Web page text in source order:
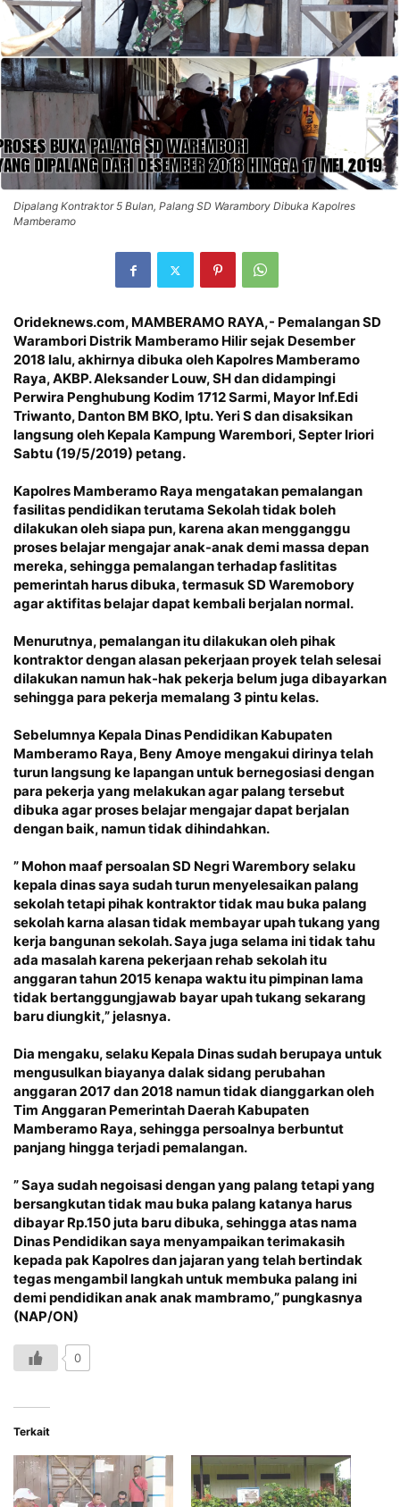
Dipalang Kontraktor 5 Bulan, Palang SD Warambory Dibuka Kapolres
Mamberamo
Orideknews.com, MAMBERAMO RAYA,- Pemalangan SD
Warambori Distrik Mamberamo Hilir sejak Desember
2018 lalu, akhirnya dibuka oleh Kapolres Mamberamo
Raya, AKBP. Aleksander Louw, SH dan didampingi
Perwira Penghubung Kodim 1712 Sarmi, Mayor Inf.Edi
Triwanto, Danton BM BKO, Iptu. Yeri S dan disaksikan
langsung oleh Kepala Kampung Warembori, Septer Iriori
Sabtu (19/5/2019) petang.
Kapolres Mamberamo Raya mengatakan pemalangan
fasilitas pendidikan terutama Sekolah tidak boleh
dilakukan oleh siapa pun, karena akan mengganggu
proses belajar mengajar anak-anak demi massa depan
mereka, sehingga pemalangan terhadap faslititas
pemerintah harus dibuka, termasuk SD Waremobory
agar aktifitas belajar dapat kembali berjalan normal.
Menurutnya, pemalangan itu dilakukan oleh pihak
kontraktor dengan alasan pekerjaan proyek telah selesai
dilakukan namun hak-hak pekerja belum juga dibayarkan
sehingga para pekerja memalang 3 pintu kelas.
Sebelumnya Kepala Dinas Pendidikan Kabupaten
Mamberamo Raya, Beny Amoye mengakui dirinya telah
turun langsung ke lapangan untuk bernegosiasi dengan
para pekerja yang melakukan agar palang tersebut
dibuka agar proses belajar mengajar dapat berjalan
dengan baik, namun tidak dihindahkan.
” Mohon maaf persoalan SD Negri Warembory selaku
kepala dinas saya sudah turun menyelesaikan palang
sekolah tetapi pihak kontraktor tidak mau buka palang
sekolah karna alasan tidak membayar upah tukang yang
kerja bangunan sekolah. Saya juga selama ini tidak tahu
ada masalah karena pekerjaan rehab sekolah itu
anggaran tahun 2015 kenapa waktu itu pimpinan lama
tidak bertanggungjawab bayar upah tukang sekarang
baru diungkit,” jelasnya.
Dia mengaku, selaku Kepala Dinas sudah berupaya untuk
mengusulkan biayanya dalak sidang perubahan
anggaran 2017 dan 2018 namun tidak dianggarkan oleh
Tim Anggaran Pemerintah Daerah Kabupaten
Mamberamo Raya, sehingga persoalnya berbuntut
panjang hingga terjadi pemalangan.
” Saya sudah negoisasi dengan yang palang tetapi yang
bersangkutan tidak mau buka palang katanya harus
dibayar Rp.150 juta baru dibuka, sehingga atas nama
Dinas Pendidikan saya menyampaikan terimakasih
kepada pak Kapolres dan jajaran yang telah bertindak
tegas mengambil langkah untuk membuka palang ini
demi pendidikan anak anak mambramo,” pungkasnya
(NAP/ON)
0
Terkait